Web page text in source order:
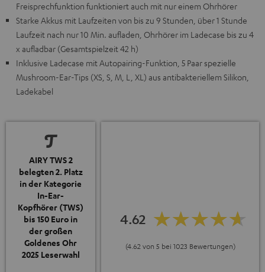
Freisprechfunktion funktioniert auch mit nur einem Ohrhörer
Starke Akkus mit Laufzeiten von bis zu 9 Stunden, über 1 Stunde
Laufzeit nach nur 10 Min. aufladen, Ohrhörer im Ladecase bis zu 4
x aufladbar (Gesamtspielzeit 42 h)
Inklusive Ladecase mit Autopairing-Funktion, 5 Paar spezielle
Mushroom-Ear-Tips (XS, S, M, L, XL) aus antibakteriellem Silikon,
Ladekabel
AIRY TWS 2
belegten 2. Platz
in der Kategorie
In-Ear-
Kopfhörer (TWS)
bis 150 Euro in
der großen
Goldenes Ohr
2025 Leserwahl
4.62
(4.62 von 5 bei 1023 Bewertungen)